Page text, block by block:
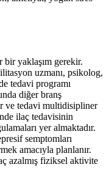
yaklaşım gerekir.
uzmanı, psikolog,
tedavi programı
diğer branş
ve tedavi multidisipliner
ilaç tedavisinin
yer almaktadır.
semptomları
amacıyla planlanır.
azalmış fiziksel aktivite